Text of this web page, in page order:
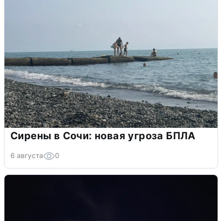
Сирены в Сочи: новая угроза БПЛА
6 августа 0